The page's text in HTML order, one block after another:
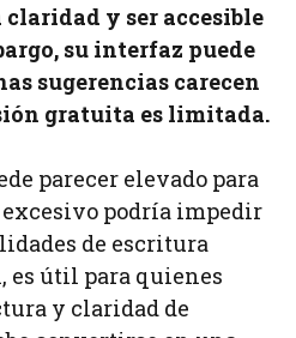
claridad y ser accesible
su interfaz puede
sugerencias carecen
gratuita es limitada.
parecer elevado para
podría impedir
de escritura
es útil para quienes
y claridad de